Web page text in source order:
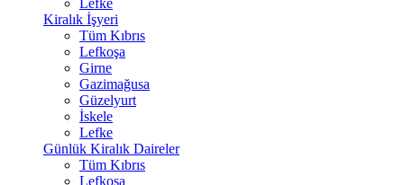
Lefke
Kiralık İşyeri
Tüm Kıbrıs
Lefkoşa
Girne
Gazimağusa
Güzelyurt
İskele
Lefke
Günlük Kiralık Daireler
Tüm Kıbrıs
Lefkoşa